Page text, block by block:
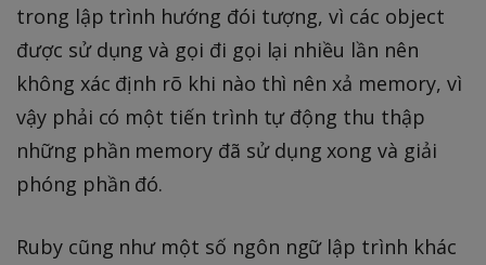
trong lập trình hướng đói tượng, vì các object
được sử dụng và gọi đi gọi lại nhiều lần nên
không xác định rõ khi nào thì nên xả memory, vì
vậy phải có một tiến trình tự động thu thập
những phần memory đã sử dụng xong và giải
phóng phần đó.
Ruby cũng như một số ngôn ngữ lập trình khác